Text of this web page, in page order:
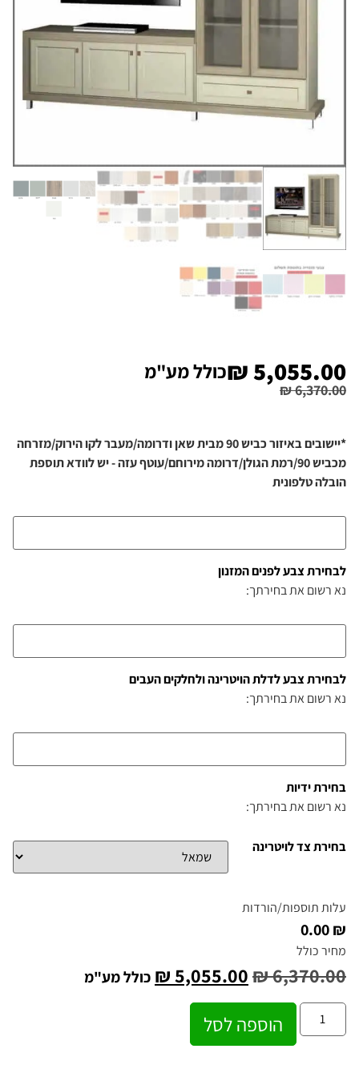
₪6,370.00
₪5,055.00 כולל מע"מ
*יישובים באיזור כביש 90 מבית שאן ודרומה/מעבר לקו הירוק/מזרחה
מכביש 90/רמת הגולן/דרומה מירוחם/עוטף עזה - יש לוודא תוספת
הובלה טלפונית
בחירת צד לויטרינה
לבחירת צבע לפנים המזנון
נא רשום את בחירתך:
לבחירת צבע לדלת הויטרינה ולחלקים העבים
נא רשום את בחירתך:
בחירת ידיות
נא רשום את בחירתך:
עלות תוספות/הורדות
₪ 0.00
מחיר כולל
₪6,370.00
₪5,055.00 כולל מע"מ
הוספה לסל